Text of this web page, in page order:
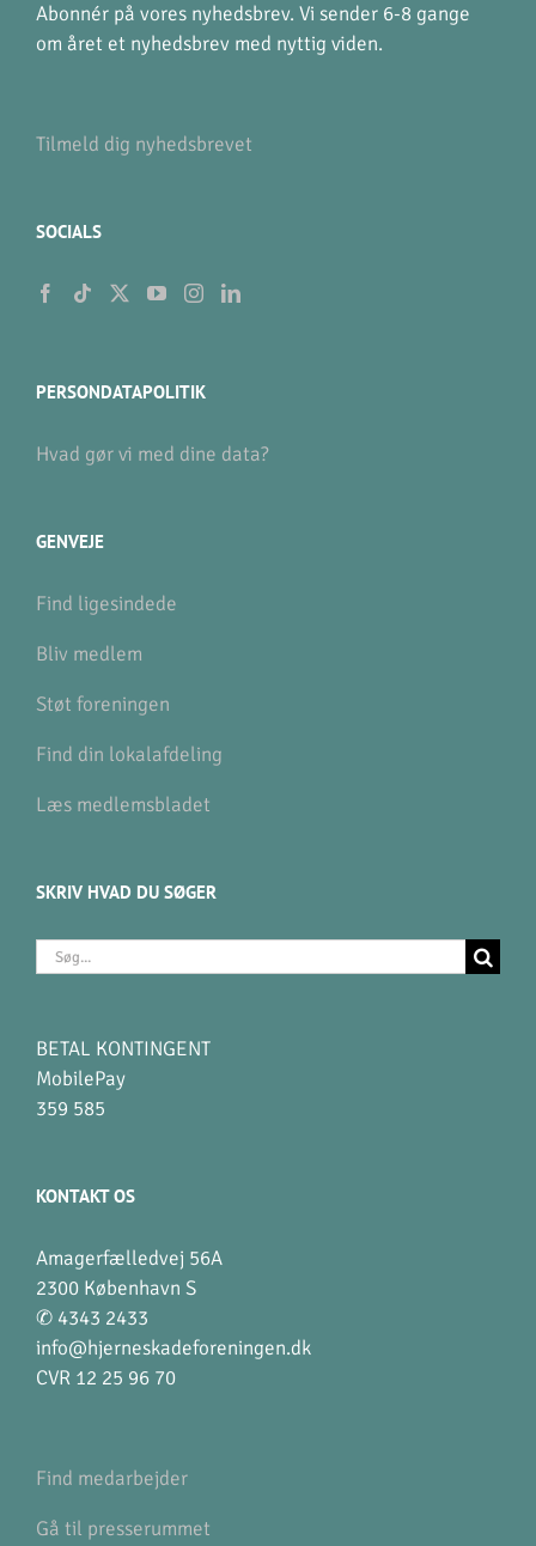
Abonnér på vores nyhedsbrev. Vi sender 6-8 gange
om året et nyhedsbrev med nyttig viden.
Tilmeld dig nyhedsbrevet
SOCIALS
PERSONDATAPOLITIK
Hvad gør vi med dine data?
GENVEJE
Find ligesindede
Bliv medlem
Støt foreningen
Find din lokalafdeling
Læs medlemsbladet
SKRIV HVAD DU SØGER
Søg
BETAL KONTINGENT
MobilePay
359 585
KONTAKT OS
Amagerfælledvej 56A
2300 København S
✆ 4343 2433
info@hjerneskadeforeningen.dk
CVR 12 25 96 70
Find medarbejder
Gå til presserummet